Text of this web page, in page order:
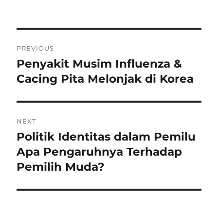
pos
PREVIOUS
Previous
post:
Penyakit Musim Influenza &
Cacing Pita Melonjak di Korea
NEXT
Next
post:
Politik Identitas dalam Pemilu
Apa Pengaruhnya Terhadap
Pemilih Muda?